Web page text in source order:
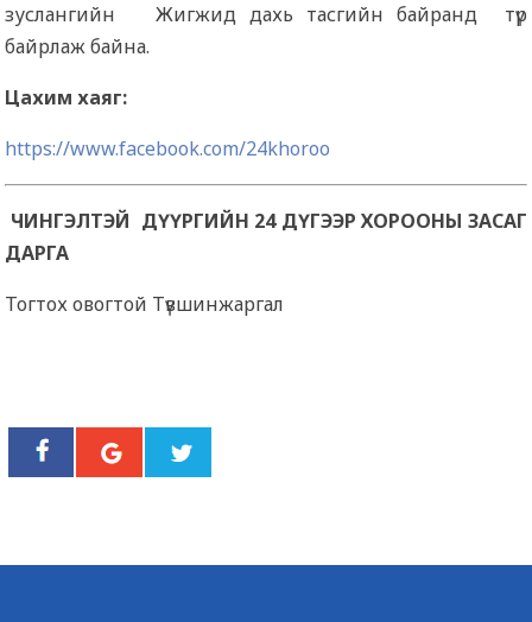
зуслангийн Жигжид дахь тасгийн байранд түр
байрлаж байна.
Цахим хаяг:
https://www.facebook.com/24khoroo
ЧИНГЭЛТЭЙ ДҮҮРГИЙН 24 ДҮГЭЭР ХОРООНЫ ЗАСАГ
ДАРГА
Тогтох овогтой Түвшинжаргал